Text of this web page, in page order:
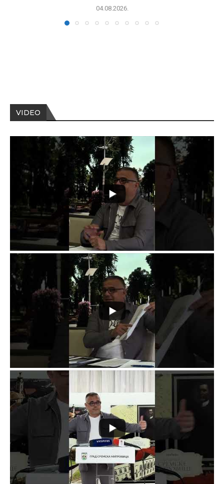
04.08.2026.
VIDEO